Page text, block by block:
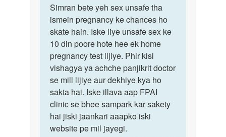
to
mene
periods
ke
bad
sex
kiya…
by
Simran
Simran
bete
yeh
sex
unsafe…
Simran bete yeh sex unsafe tha
ismein pregnancy ke chances ho
skate hain. Iske liye unsafe sex ke
10 din poore hote hee ek home
pregnancy test lijiye. Phir kisi
vishagya ya achche panjikrit doctor
se mill lijiye aur dekhiye kya ho
sakta hai. Iske illava aap FPAI
clinic se bhee sampark kar sakety
hai jiski jaankari aaapko iski
website pe mil jayegi.